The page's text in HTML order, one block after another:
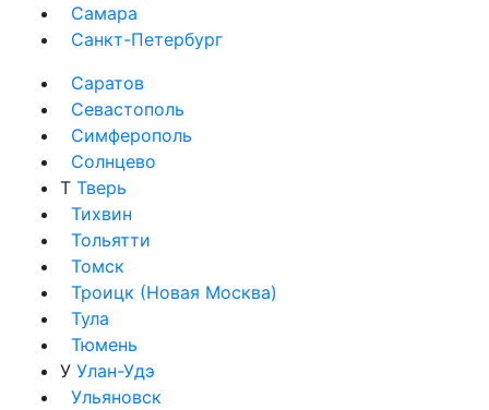
Самара
Санкт-Петербург
Саратов
Севастополь
Симферополь
Солнцево
Т Тверь
Тихвин
Тольятти
Томск
Троицк (Новая Москва)
Тула
Тюмень
У Улан-Удэ
Ульяновск